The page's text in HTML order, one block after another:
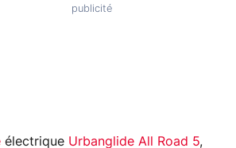
électrique Urbanglide All Road 5,